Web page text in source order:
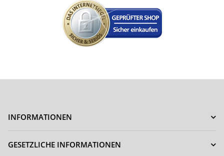
INFORMATIONEN
GESETZLICHE INFORMATIONEN